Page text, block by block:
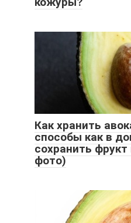
Как хранить
способы как в
сохранить
фото)